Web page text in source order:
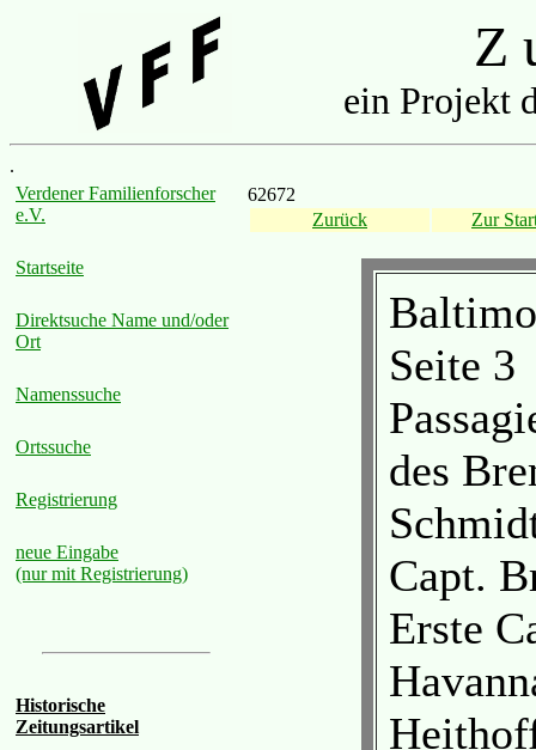
Z
ein Projekt
.
Verdener Familienforscher
e.V.
Startseite
Direktsuche Name und/oder
Ort
Namenssuche
Ortssuche
Registrierung
neue Eingabe
(nur mit Registrierung)
Historische
Zeitungsartikel
62672
Zurück
Zur
Seite 3
des
Capt.
Erste